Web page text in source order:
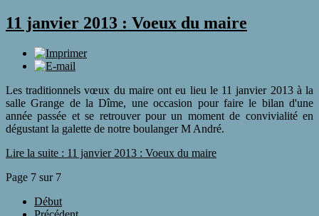
11 janvier 2013 : Voeux du maire
Les traditionnels vœux du maire ont eu lieu le 11 janvier 2013 à la
salle Grange de la Dîme, une occasion pour faire le bilan d'une
année passée et se retrouver pour un moment de convivialité en
dégustant la galette de notre boulanger M André.
Lire la suite : 11 janvier 2013 : Voeux du maire
Page 7 sur 7
Début